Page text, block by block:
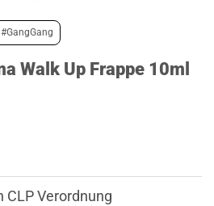
#GangGang
Walk Up Frappe 10ml
CLP Verordnung